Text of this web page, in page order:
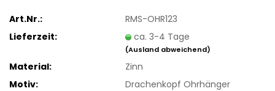
Art.Nr.:
RMS-OHR123
Lieferzeit:
ca. 3-4 Tage
(Ausland abweichend)
Material:
Zinn
Motiv:
Drachenkopf Ohrhänger